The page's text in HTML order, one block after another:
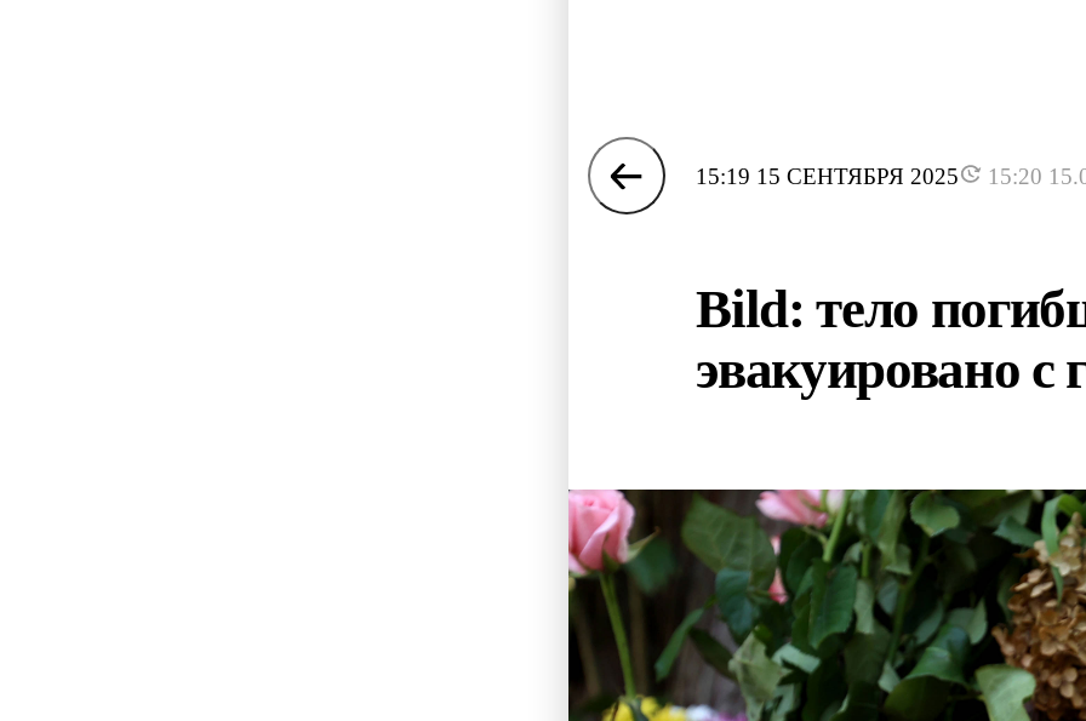
15:19 15 СЕНТЯБРЯ 2025 15:20
Bild: тело
эвакуировано с